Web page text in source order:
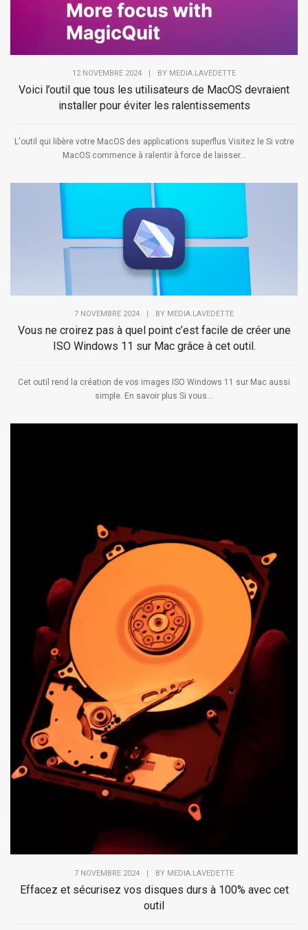
12 NOVEMBRE 2024 | BY MEDIA.LAVEDETTE
Voici l’outil que tous les utilisateurs de MacOS devraient
installer pour éviter les ralentissements
L'outil qui libère votre MacOS des applications superflus Visitez le Si votre
MacOS commence à ralentir à force de laisser...
7 NOVEMBRE 2024 BY MEDIA.LAVEDETTE
Vous ne croirez pas à quel point c’est facile de créer une
ISO Windows 11 sur Mac grâce à cet outil.
Cet outil rend la création de vos images ISO Windows 11 sur Mac aussi
simple. En savoir plus Si vous...
7 NOVEMBRE 2024 | BY MEDIA.LAVEDETTE
Effacez et sécurisez vos disques durs à 100% avec cet
outil